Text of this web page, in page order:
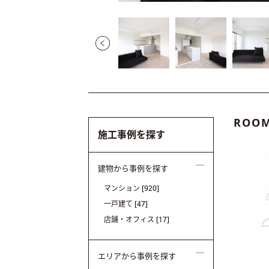
施工事例を探す
建物から事例を探す
マンション [920]
一戸建て [47]
店舗・オフィス [17]
エリアから事例を探す